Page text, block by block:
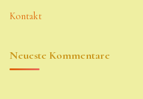
Kontakt
Neueste Kommentare